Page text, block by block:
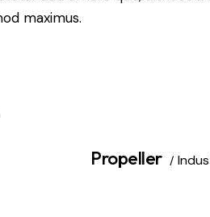
maximus.
Propeller